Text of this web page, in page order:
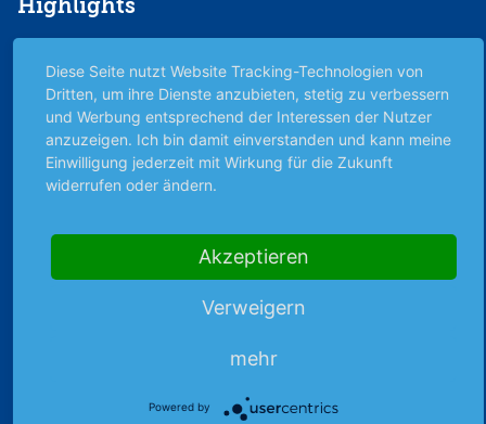
Highlights
Börsenbericht
Börsengerüchte
Börsennews
Favoriten
Strategie
Diese Seite nutzt Website Tracking-Technologien von
Dritten, um ihre Dienste anzubieten, stetig zu verbessern
und Werbung entsprechend der Interessen der Nutzer
anzuzeigen. Ich bin damit einverstanden und kann meine
Einwilligung jederzeit mit Wirkung für die Zukunft
widerrufen oder ändern.
Akzeptieren
Verweigern
mehr
Powered by